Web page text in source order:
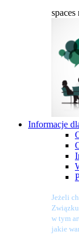
spaces
Informacje
Jeżeli
w tym
jakie